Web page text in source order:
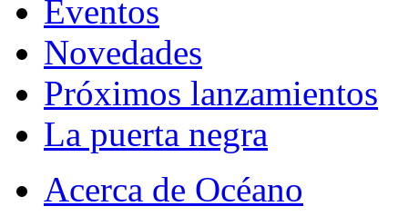
Eventos
Novedades
Próximos lanzamientos
La puerta negra
Acerca de Océano